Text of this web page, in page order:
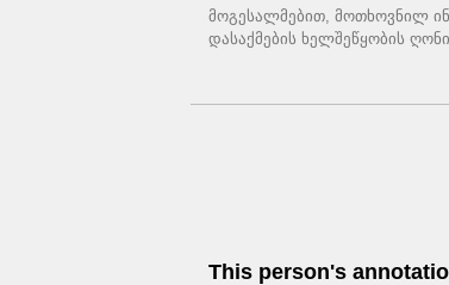
მოგესალმებით, მოთხოვნილ
დასაქმების ხელშეწყობის
This person's